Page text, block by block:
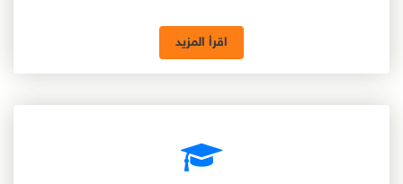
اقرأ المزيد